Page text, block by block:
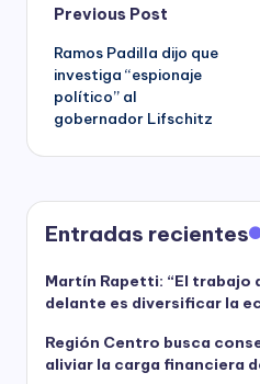
Post
navigation
Previous Post
Ramos Padilla dijo que
investiga “espionaje
político” al
gobernador Lifschitz
Entradas recientes
Martín Rapetti: “El trabajo
delante es diversificar la
Región Centro busca
aliviar la carga financiera